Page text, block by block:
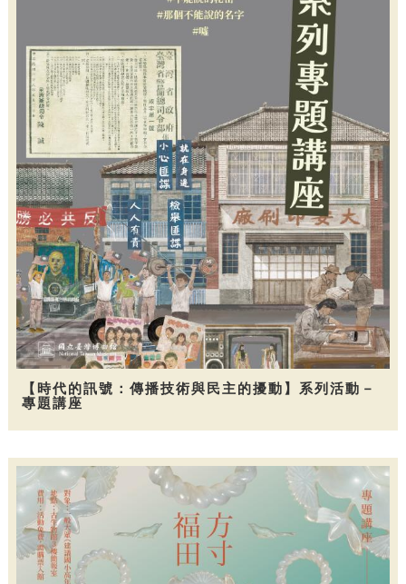
【時代的訊號：傳播技術與民主的擾動】系列活動－
專題講座